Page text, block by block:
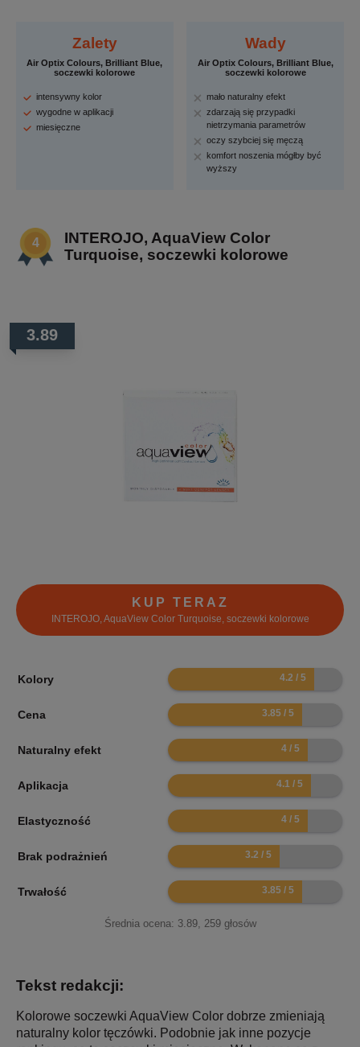
Zalety
Air Optix Colours, Brilliant Blue,
soczewki kolorowe
intensywny kolor
wygodne w aplikacji
miesięczne
Wady
Air Optix Colours, Brilliant Blue,
soczewki kolorowe
mało naturalny efekt
zdarzają się przypadki
nietrzymania parametrów
oczy szybciej się męczą
komfort noszenia mógłby być
wyższy
INTEROJO, AquaView Color
Turquoise, soczewki kolorowe
3.89
KUP TERAZ
INTEROJO, AquaView Color Turquoise, soczewki kolorowe
Kolory 8.4
Cena 7.7
Naturalny efekt 8
Aplikacja 8.2
Elastyczność 8
Brak podrażnień 6.4
Trwałość 7.7
Średnia ocena: 3.89, 259głosów
Tekst redakcji:
Kolorowe soczewki AquaView Color dobrze zmieniają
naturalny kolor tęczówki. Podobnie jak inne pozycje